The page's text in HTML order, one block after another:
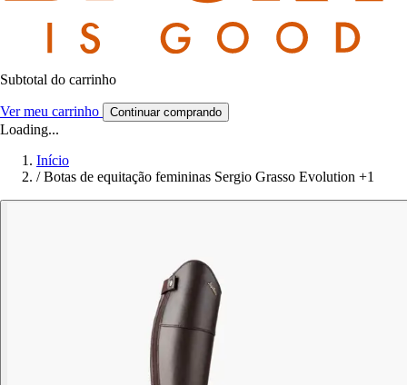
Subtotal do carrinho
Ver meu carrinho Continuar comprando
Loading...
Início
/ Botas de equitação femininas Sergio Grasso Evolution +1